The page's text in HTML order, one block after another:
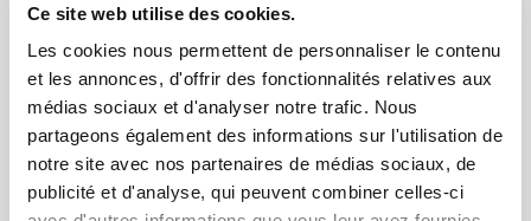
Ce site web utilise des cookies.
Les cookies nous permettent de personnaliser le contenu
et les annonces, d'offrir des fonctionnalités relatives aux
médias sociaux et d'analyser notre trafic. Nous
partageons également des informations sur l'utilisation de
notre site avec nos partenaires de médias sociaux, de
publicité et d'analyse, qui peuvent combiner celles-ci